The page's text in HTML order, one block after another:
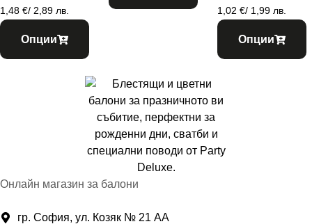
1,48 €/ 2,89 лв.
Опции
1,02 €/ 1,99 лв.
Опции
Онлайн магазин за балони
гр. София, ул. Козяк № 21 АА